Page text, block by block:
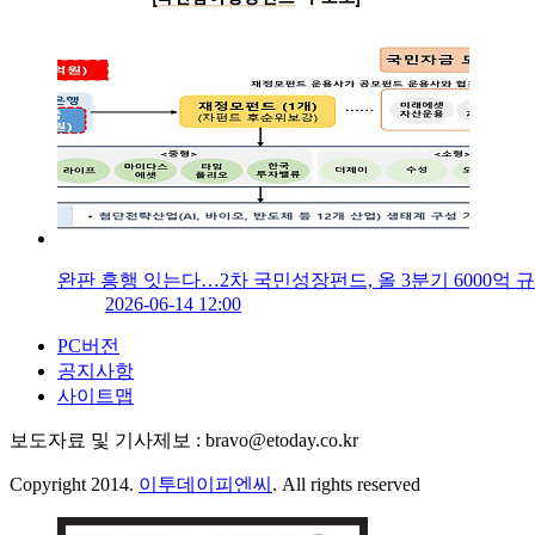
완판 흥행 잇는다…2차 국민성장펀드, 올 3분기 6000억 규
2026-06-14 12:00
PC버전
공지사항
사이트맵
보도자료 및 기사제보 : bravo@etoday.co.kr
Copyright 2014. 이투데이피엔씨 . All rights reserved